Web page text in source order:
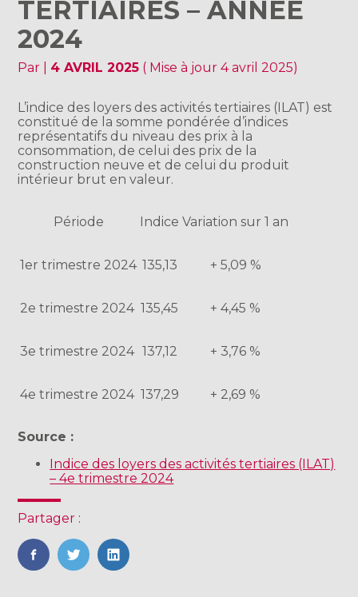
TERTIAIRES – ANNÉE
2024
Par 4 AVRIL 2025 ( Mise à jour 4 avril 2025)
L’indice des loyers des activités tertiaires (ILAT) est
constitué de la somme pondérée d’indices
représentatifs du niveau des prix à la
consommation, de celui des prix de la
construction neuve et de celui du produit
intérieur brut en valeur.
Période Indice Variation sur 1 an
1er trimestre 2024 135,13 + 5,09 %
2e trimestre 2024 135,45 + 4,45 %
3e trimestre 2024 137,12 + 3,76 %
4e trimestre 2024 137,29 + 2,69 %
Source :
Indice des loyers des activités tertiaires (ILAT)
– 4e trimestre 2024
Partager :
FaceBook
TwitterLinkedIn